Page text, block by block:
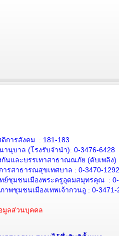
ดิการสังคม : 181-183
านุบาล (โรงรับจำนำ): 0-3476-6428
กันและบรรเทาสาธาณณภัย (ดับเพลิง)
ารสาธารณสุขเทศบาล : 0-3470-1292
ย์ชุมชนเมืองพระครูอุดมสมุทรคุณ :
าพชุมชนเมืองเทพเจ้ากวนอู : 0-3471-
มูลส่วนบุคคล